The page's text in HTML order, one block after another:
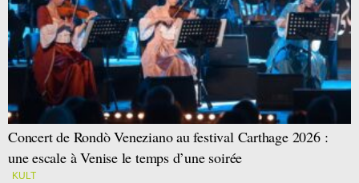
Concert de Rondò Veneziano au festival Carthage 2026 :
une escale à Venise le temps d’une soirée
KULT